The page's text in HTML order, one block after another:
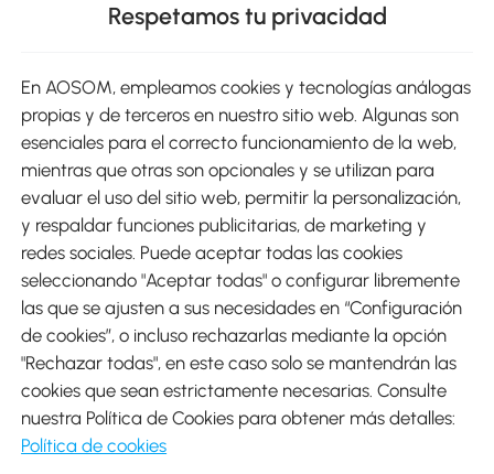
Métodos de Pago
Envíos
Descargar Aosom App
Google Play
Respetamos tu privacidad
En AOSOM, empleamos cookies y tecnologías análogas
propias y de terceros en nuestro sitio web. Algunas son
esenciales para el correcto funcionamiento de la web,
mientras que otras son opcionales y se utilizan para
evaluar el uso del sitio web, permitir la personalización,
y respaldar funciones publicitarias, de marketing y
redes sociales. Puede aceptar todas las cookies
seleccionando "Aceptar todas" o configurar libremente
las que se ajusten a sus necesidades en “Configuración
de cookies”, o incluso rechazarlas mediante la opción
"Rechazar todas", en este caso solo se mantendrán las
cookies que sean estrictamente necesarias. Consulte
nuestra Política de Cookies para obtener más detalles:
Política de cookies